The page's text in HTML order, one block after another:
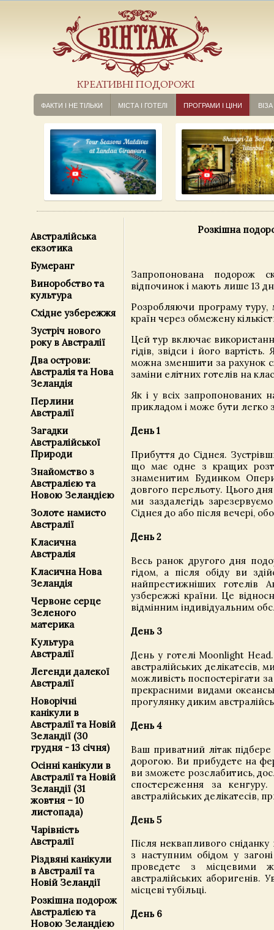
КРЕАТИВНІ ПОДОРОЖІ
ФАКТИ І НЕ ТІЛЬКИ МІСТА І ГОТЕЛІ ПРОГРАМИ І ЦІНИ ВІЗА
Австралійська
екзотика
Бумеранг
Виноробство та
культура
Східне узбережжя
Зустріч нового
року в Австралії
Два острови:
Австралія та Нова
Зеландія
Перлини
Австралії
Загадки
Австралійської
Природи
Знайомство з
Австралією та
Новою Зеландією
Золоте намисто
Австралії
Класична
Австралія
Класична Нова
Зеландія
Червоне серце
Зеленого
материка
Культура
Австралії
Легенди далекої
Австралії
Новорічні
канікули в
Австралії та Новій
Зеландії (30
грудня - 13 січня)
Осінні канікули в
Австралії та Новій
Зеландії (31
жовтня – 10
листопада)
Чарівність
Австралії
Різдвяні канікули
в Австралії та
Новій Зеландії
Розкішна подорож
Австралією та
Новою Зеландією
Розкішна
Запропонована подорож
відпочинок і мають лише 13
Розробляючи програму туру,
країн через обмежену
Цей тур включає
гідів, звідси і його
можна зменшити за рахунок
заміни елітних готелів на
Як і у всіх
прикладом і може бути легко
День 1
Прибуття до Сіднея.
що має одне з кращих
знаменитим Будинком
довгого перельоту. Цього
ми заздалегідь
Сіднея до або після вечері,
День 2
Весь ранок другого дня
гідом, а після обіду ви
найпрестижніших готелів
узбережжі країни. Це
відмінним індивідуальним
День 3
День у готелі Moonlight
австралійських
можливість поспостерігати
прекрасними видами
прогулянку диким
День 4
Ваш приватний літак
дорогою. Ви прибудете на
ви зможете розслабитись,
спостереження за
австралійських делікатесів,
День 5
Після неквапливого
з наступним обідом у
проведете з місцевими
австралійських аборигенів.
місцеві тубільці.
День 6